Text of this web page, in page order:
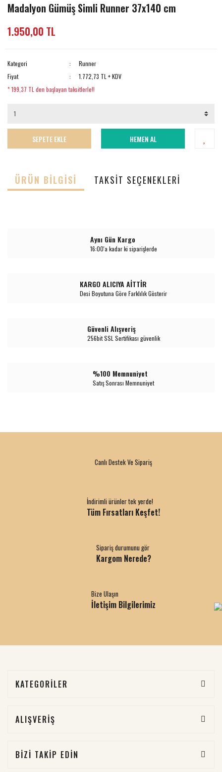
Madalyon Gümüş Simli Runner 37x140 cm
1.950,00 TL
Kategori
Runner
Fiyat
1.772,73 TL + KDV
* 199,37 TL den başlayan taksitlerle!!
SEPETE EKLE HEMEN AL
ÜRÜN BILGISI TAKSIT SEÇENEKLERI
Aynı Gün Kargo
16:00'a kadar ki siparişlerde
KARGO ALICIYA AİTTİR
Desi Boyutuna Göre Farklılık Gösterir
Güvenli Alışveriş
256bit SSL Sertifikası güvenlik
%100 Memnuniyet
Satış Sonrası Memnuniyet
Canlı Destek Ve Sipariş
İndirimli ürünler tek yerde!
Tüm Fırsatları Keşfet!
Sipariş durumunu gör
Kargom Nerede?
Bize Ulaşın
İletişim Bilgilerimiz
KATEGORİLER
ALIŞVERİŞ
BİZİ TAKİP EDİN